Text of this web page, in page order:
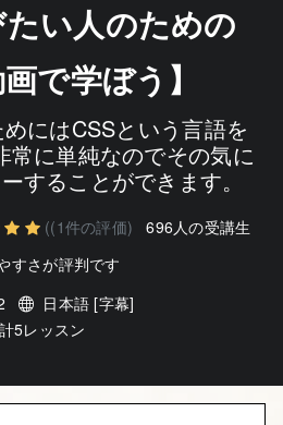
い人のための
で学ぼう】
にはCSSという言語を
常に単純なのでその気に
することができます。
((1件の評価)
696人の受講生
すさが評判です
日本語 [字幕]
5レッスン